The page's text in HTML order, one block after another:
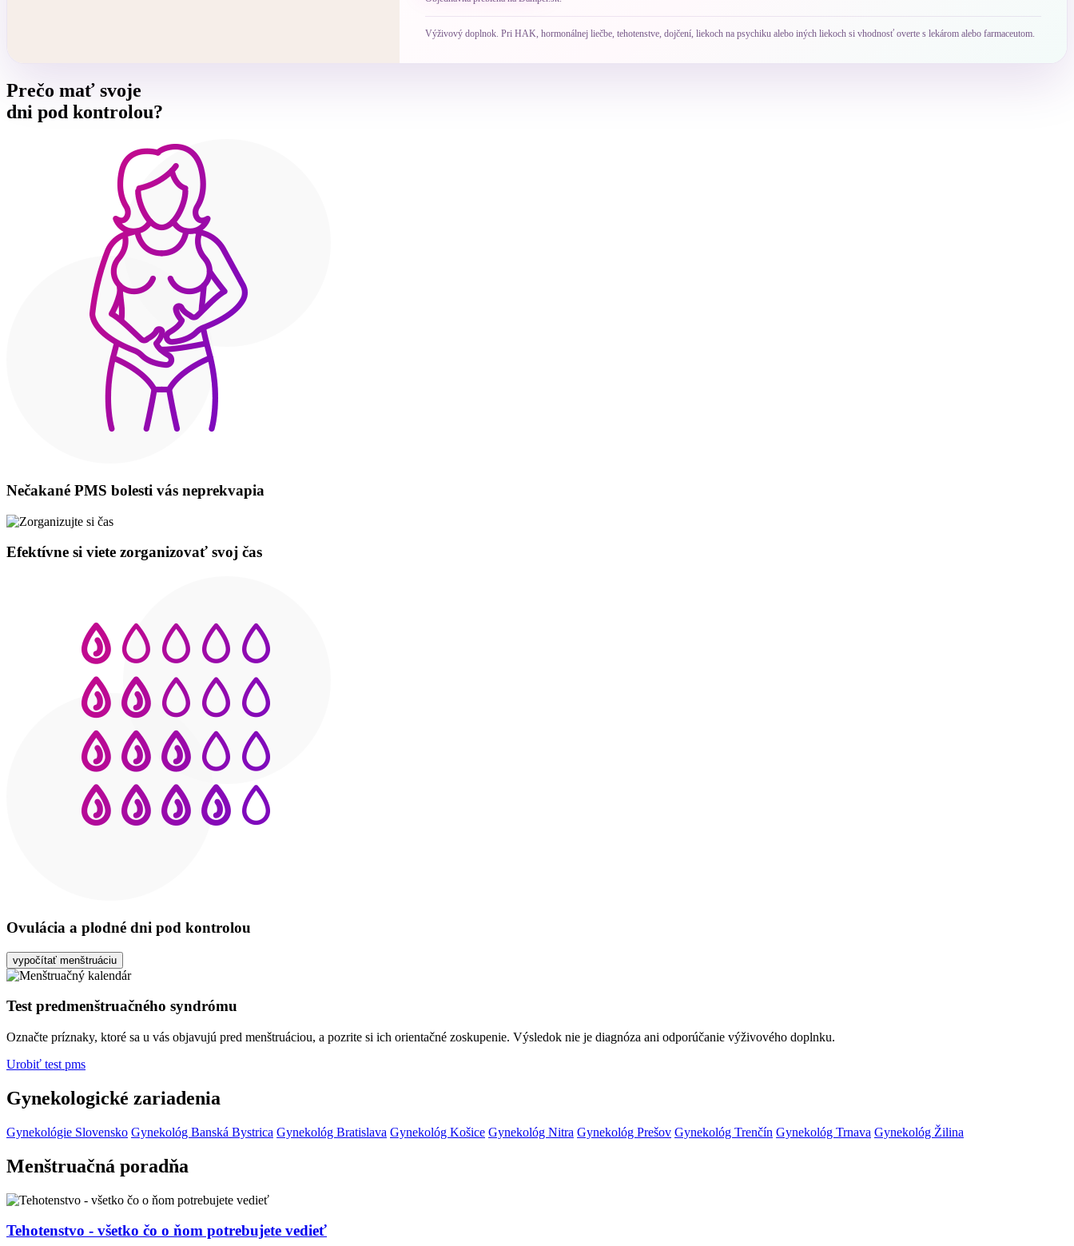
Výživový doplnok. Pri HAK, hormonálnej liečbe, tehotenstve, dojčení, liekoch na psychiku alebo iných liekoch si vhodnosť overte s lekárom alebo farmaceutom.
Prečo mať svoje
dni pod kontrolou?
Nečakané PMS bolesti vás neprekvapia
Efektívne si viete zorganizovať svoj čas
Ovulácia a plodné dni pod kontrolou
vypočítať menštruáciu
Test predmenštruačného syndrómu
Označte príznaky, ktoré sa u vás objavujú pred menštruáciou, a pozrite si ich orientačné zoskupenie. Výsledok nie je diagnóza ani odporúčanie výživového doplnku.
Urobiť test pms
Gynekologické zariadenia
Gynekológie Slovensko Gynekológ Banská Bystrica Gynekológ Bratislava Gynekológ Košice Gynekológ Nitra Gynekológ Prešov Gynekológ Trenčín Gynekológ Trnava Gynekológ Žilina
Menštruačná poradňa
Tehotenstvo - všetko čo o ňom potrebujete vedieť